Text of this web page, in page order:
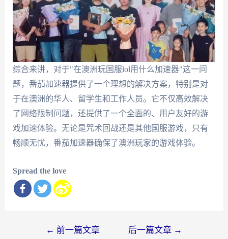
综合来讲，对于"在澳洲玩国服lol用什么加速器"这一问
题，番茄加速器提供了一个理想的解决方案，特别是对
于在澳洲的华人、留学生和工作人员。它不仅高效解决
了网络限制问题，还提供了一个全面的、用户友好的游
戏加速体验。无论是咒术回战还是其他国服游戏，只有
畅顺无忧，番茄加速器确保了澳洲玩家的游戏体验。
Spread the love
← 前一篇文章 后一篇文章 →